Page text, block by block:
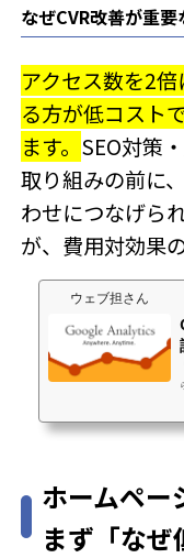
なぜCVR改善が重要
アクセス数を2
る方が低コスト
ます。 SEO対策
取り組みの前に
わせにつなげら
が、費用対効果
ウェブ担さん
ホームペ
まず「な